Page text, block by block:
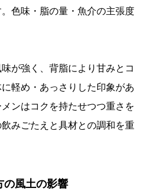
色味・脂の量・魚介の主張度
が強く、背脂により甘みとコ
軽め・あっさりした印象があ
ンはコクを持たせつつ重さを
みごたえと具材との調和を重
の風土の影響